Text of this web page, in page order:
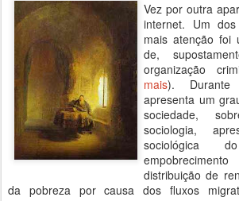
Vez por outra
internet. Um
mais atenção foi
de,
organização
mais).
apresenta um
sociedade,
sociologia,
sociológica
distribuição de
da pobreza por causa dos fluxos